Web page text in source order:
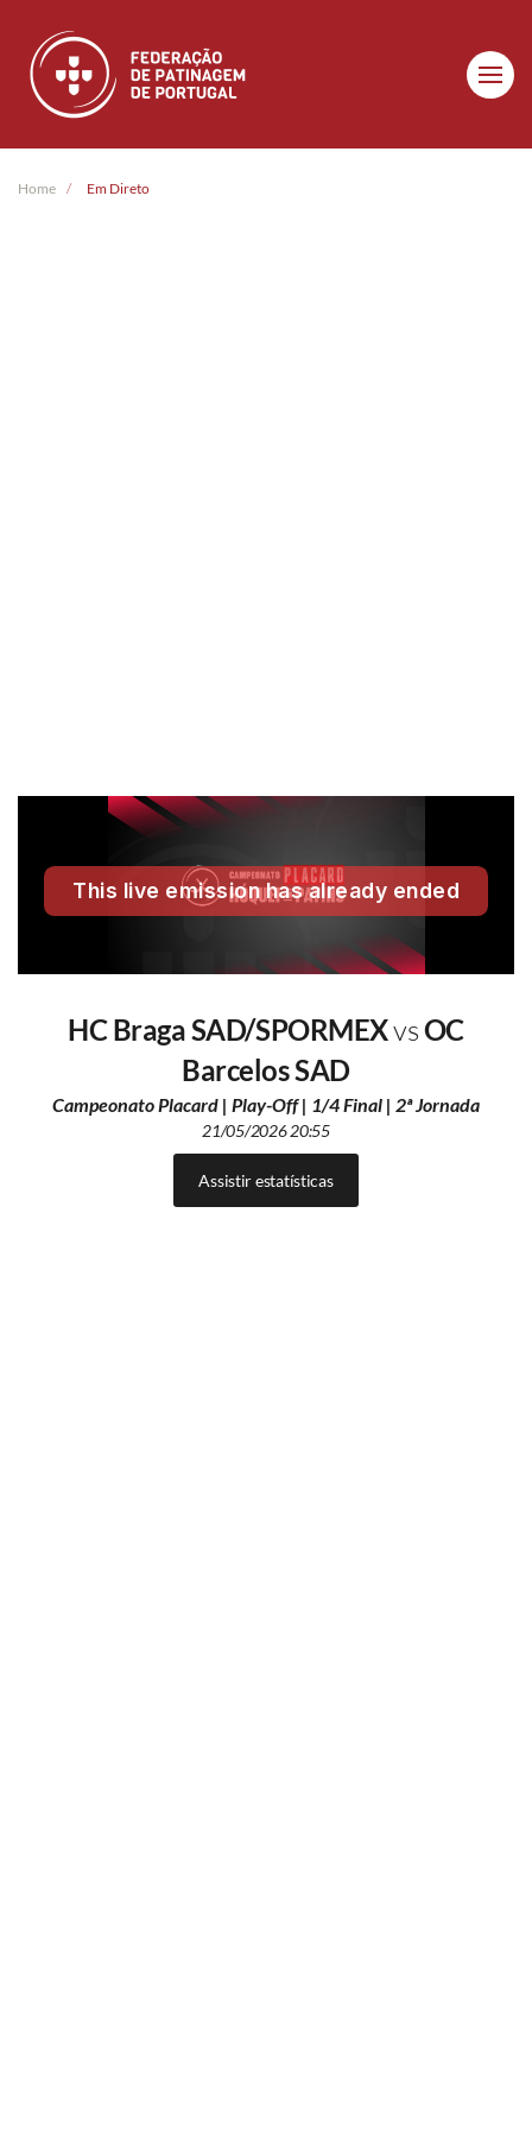
Skip to main content
Home Em Direto
HC Braga SAD/SPORMEXvsOC
Barcelos SAD
Campeonato Placard | Play-Off | 1/4 Final | 2ª Jornada
21/05/2026 20:55
Assistir estatísticas